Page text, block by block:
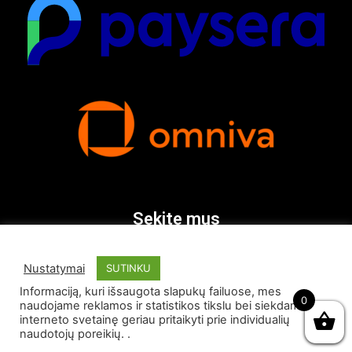
Sekite mus
© Visos teisės saugomos 2026
Nustatymai SUTINKU
Informaciją, kuri išsaugota slapukų failuose, mes
naudojame reklamos ir statistikos tikslu bei siekdami
interneto svetainę geriau pritaikyti prie individualių
naudotojų poreikių. .
0